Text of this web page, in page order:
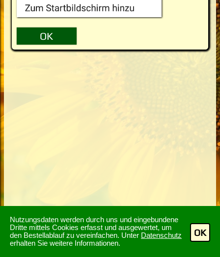
Nutzungsdaten werden durch uns und eingebundene
Dritte mittels Cookies erfasst und ausgewertet, um
den Bestellablauf zu vereinfachen. Unter Datenschutz
erhalten Sie weitere Informationen.
OK